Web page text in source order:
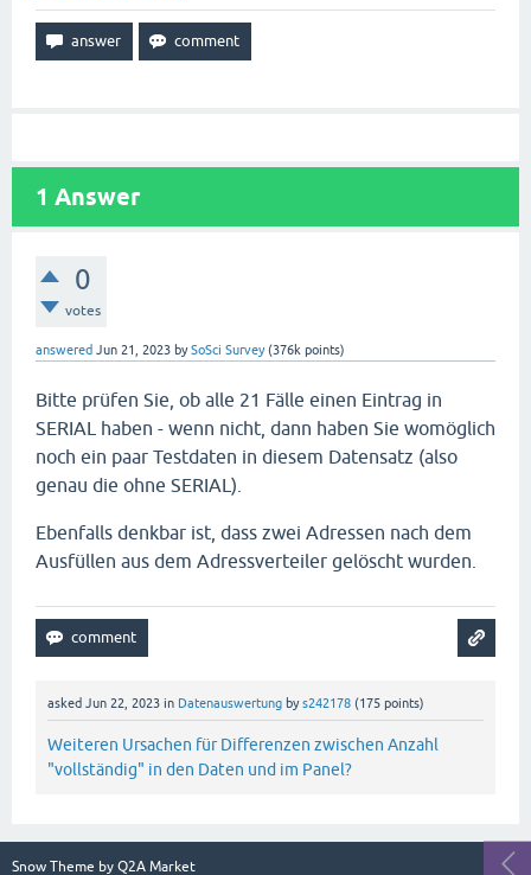
1 Answer
0
votes
answered Jun 21, 2023 bySoSci Survey (376k points)
Bitte prüfen Sie, ob alle 21 Fälle einen Eintrag in
SERIAL haben - wenn nicht, dann haben Sie womöglich
noch ein paar Testdaten in diesem Datensatz (also
genau die ohne SERIAL).
Ebenfalls denkbar ist, dass zwei Adressen nach dem
Ausfüllen aus dem Adressverteiler gelöscht wurden.
asked Jun 22, 2023 in Datenauswertung bys242178 (175 points)
Weiteren Ursachen für Differenzen zwischen Anzahl
"vollständig" in den Daten und im Panel?
Snow Theme by Q2A Market